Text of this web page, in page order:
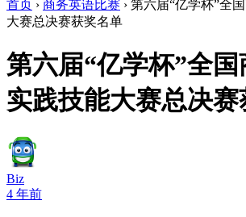
首页 › 商务英语比赛 › 第六届“亿学杯”全
大赛总决赛获奖名单
第六届“亿学杯”全
实践技能大赛总决
Biz
4 年前